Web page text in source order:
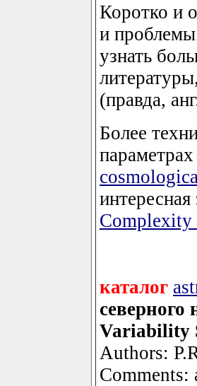
Коротко и
и
узнать
(правда,
Более
Complexity
каталог
Variability
Authors:
Comments: